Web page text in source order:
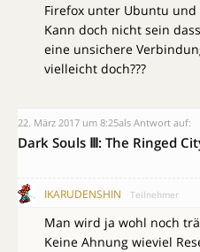
Firefox unter Ubuntu
Kann doch nicht sein
eine unsichere
vielleicht doch???
22. März 2017 um 8:25als Antwort auf:
Dark Souls Ⅲ: The Ringed
IKARUDENSHIN Teilnehmer
Man wird ja wohl noch
Keine Ahnung wieviel